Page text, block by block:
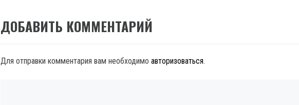
ДОБАВИТЬ КОММЕНТАРИЙ
Для отправки комментария вам необходимо авторизоваться.